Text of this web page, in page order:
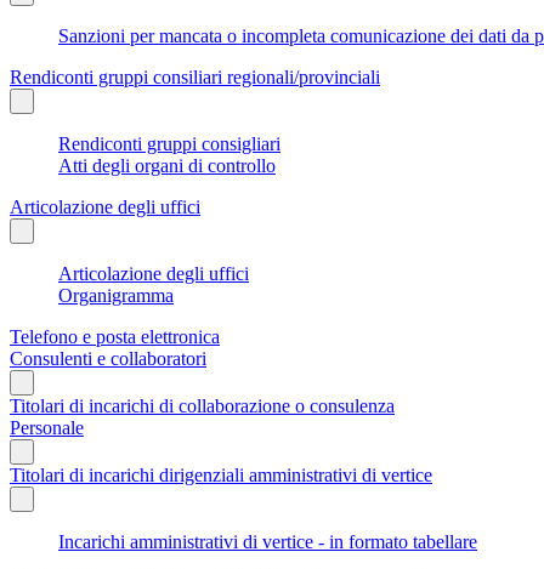
Sanzioni per mancata o incompleta comunicazione dei dati
Rendiconti gruppi consiliari regionali/provinciali
Rendiconti gruppi consigliari
Atti degli organi di controllo
Articolazione degli uffici
Articolazione degli uffici
Organigramma
Telefono e posta elettronica
Consulenti e collaboratori
Titolari di incarichi di collaborazione o consulenza
Personale
Titolari di incarichi dirigenziali amministrativi di vertice
Incarichi amministrativi di vertice - in formato tabellare